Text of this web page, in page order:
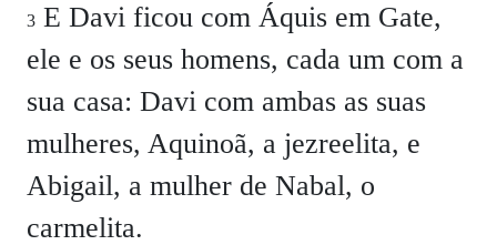
3 E Davi ficou com Áquis em Gate,
ele e os seus homens, cada um com a
sua casa: Davi com ambas as suas
mulheres, Aquinoã, a jezreelita, e
Abigail, a mulher de Nabal, o
carmelita.